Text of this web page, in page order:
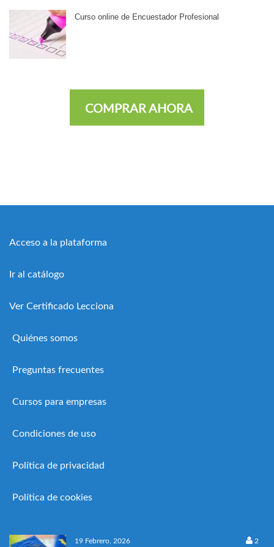
Curso online de Encuestador Profesional
COMPRAR AHORA
Acceso a la plataforma
Ir al catálogo
Ver Certificado Lecciona
Quiénes somos
Preguntas frecuentes
Cursos para empresas
Condiciones de uso
Política de privacidad
Política de cookies
19 Febrero, 2026 2